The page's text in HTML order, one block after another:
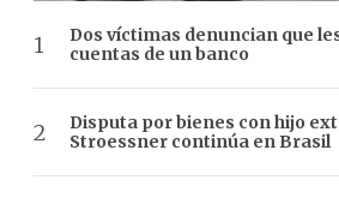
Dos víctimas denuncian que
cuentas de un banco
Disputa por bienes con hijo
Stroessner continúa en Brasil